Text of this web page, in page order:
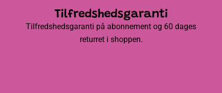
Tilfredshedsgaranti
Tilfredshedsgaranti på abonnement og 60 dages
returret i shoppen.